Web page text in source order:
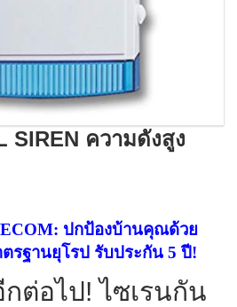
SIREN ความดังสูง
ปกป้องบ้านคุณด้วย
ตรฐานยุโรป รับประกัน 5 ปี!
ต่อไป! ไซเรนกัน